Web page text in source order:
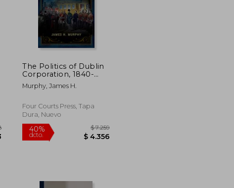
$ 8.350 40%
The Politics of Dublin
Corporation, 1840-
1900: From Reform to
Expansion (en Inglés)
Murphy, James H.
Four Courts Press, Tapa
Dura, Nuevo